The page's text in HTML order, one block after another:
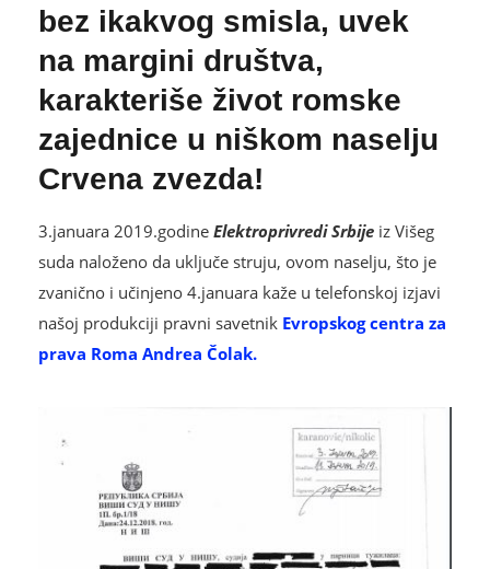
bez ikakvog smisla, uvek
na margini društva,
karakteriše život romske
zajednice u niškom naselju
Crvena zvezda!
3.januara 2019.godine Elektroprivredi Srbije iz Višeg
suda naloženo da uključe struju, ovom naselju, što je
zvanično i učinjeno 4.januara kaže u telefonskoj izjavi
našoj produkciji pravni savetnik Evropskog centra za
prava Roma Andrea Čolak.